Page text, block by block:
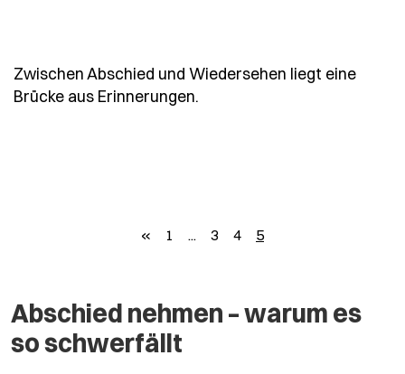
Zwischen Abschied und Wiedersehen liegt eine
Brücke aus Erinnerungen.
« zurück
1 ... 3 4 5
Abschied nehmen – warum es
so schwerfällt